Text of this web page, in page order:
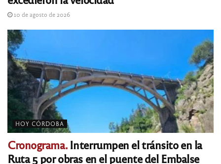
10 de agosto de 2026
HOY CÓRDOBA
Cronograma.Interrumpen el tránsito en la
Ruta 5 por obras en el puente del Embalse